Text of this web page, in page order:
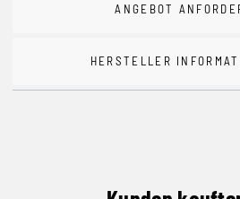
ANGEBOT
HERSTELLER